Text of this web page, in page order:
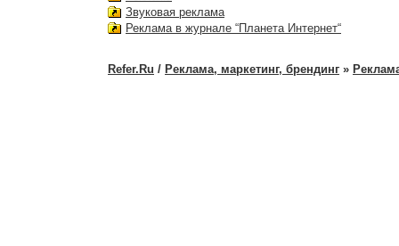
Звуковая реклама
Реклама в журнале “Планета Интернет“
Refer.Ru / Реклама, маркетинг, брендинг »